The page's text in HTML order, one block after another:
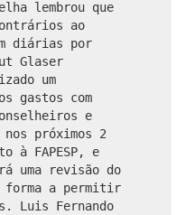
lembrou que
ao
diárias por
Glaser
um
gastos com
e
próximos 2
à FAPESP, e
uma revisão do
forma a permitir
Luis Fernando